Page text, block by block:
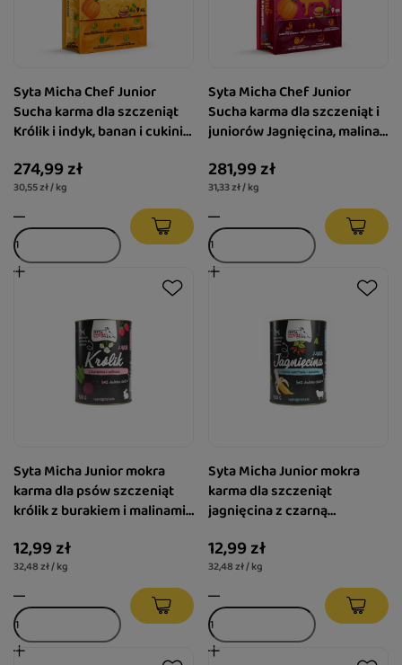
Syta Micha Chef Junior
Sucha karma dla szczeniąt
Królik i indyk, banan i cukinia
274,99 zł
30,55 zł / kg
Syta Micha Chef Junior
Sucha karma dla szczeniąt i
juniorów Jagnięcina, malina i
281,99 zł
31,33 zł / kg
Syta Micha Junior mokra
karma dla psów szczeniąt
królik z burakiem i malinami
12,99 zł
32,48 zł / kg
Syta Micha Junior mokra
karma dla szczeniąt
jagnięcina z czarną
12,99 zł
32,48 zł / kg